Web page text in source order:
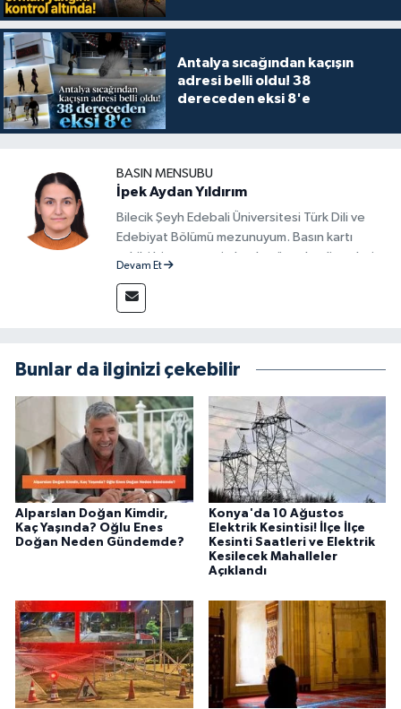
Antalya sıcağından kaçışın
adresi belli oldu! 38
dereceden eksi 8'e
BASIN MENSUBU
İpek Aydan Yıldırım
Bilecik Şeyh Edebali Üniversitesi Türk Dili ve
Edebiyat Bölümü mezunuyum. Basın kartı
sahibi bir gazeteci olarak, güncel gelişmeleri
güvenilir ve tarafsız bilgilerle buluşturmayı
amaçlıyorum. Habercilik anlayışımda etik
alanlarda ürettiğim içeriklerle kamuoyuna
fayda sağla
Devam Et
Bunlar da ilginizi çekebilir
Alparslan Doğan Kimdir,
Kaç Yaşında? Oğlu Enes
Doğan Neden Gündemde?
Konya'da 10 Ağustos
Elektrik Kesintisi! İlçe İlçe
Kesinti Saatleri ve Elektrik
Kesilecek Mahalleler
Açıklandı